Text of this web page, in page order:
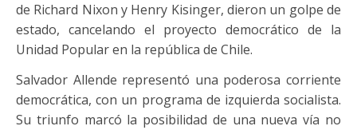
de Richard Nixon y Henry Kisinger, dieron un golpe de
estado, cancelando el proyecto democrático de la
Unidad Popular en la república de Chile.
Salvador Allende representó una poderosa corriente
democrática, con un programa de izquierda socialista.
Su triunfo marcó la posibilidad de una nueva vía no